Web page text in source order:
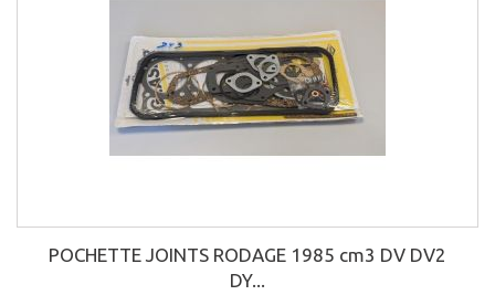
POCHETTE JOINTS RODAGE 1985 cm3 DV DV2
DY...